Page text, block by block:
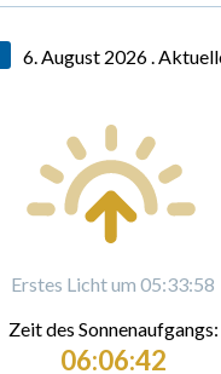
6. August 2026 .
Erstes Licht um 05:33:58
Zeit des Sonnenaufgangs:
06:06:42